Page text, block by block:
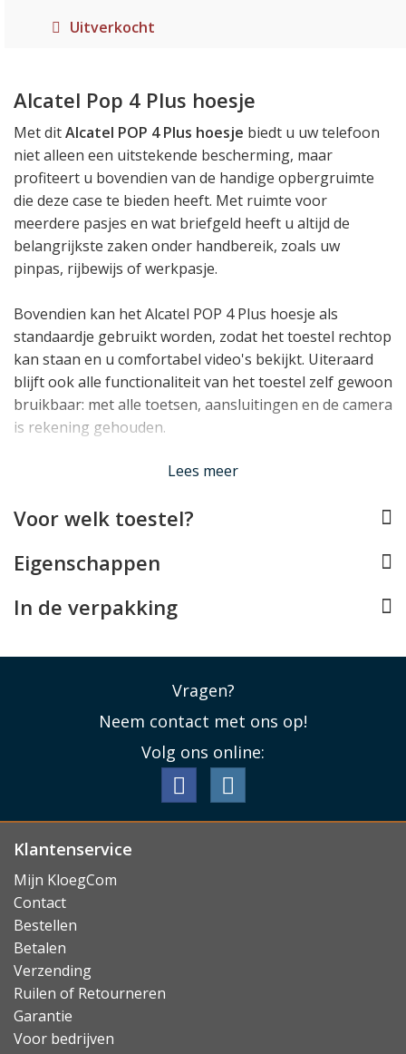
Uitverkocht
Alcatel Pop 4 Plus hoesje
Met ditAlcatel POP 4 Plus hoesje biedt u uw telefoon
niet alleen een uitstekende bescherming, maar
profiteert u bovendien van de handige opbergruimte
die deze case te bieden heeft. Met ruimte voor
meerdere pasjes en wat briefgeld heeft u altijd de
belangrijkste zaken onder handbereik, zoals uw
pinpas, rijbewijs of werkpasje.
Bovendien kan het Alcatel POP 4 Plus hoesje als
standaardje gebruikt worden, zodat het toestel rechtop
kan staan en u comfortabel video's bekijkt. Uiteraard
blijft ook alle functionaliteit van het toestel zelf gewoon
bruikbaar: met alle toetsen, aansluitingen en de camera
is rekening gehouden.
De bescherming van het telefoonhoesje is zo goed
van TPU in de cover. Dit, in combinatie met het
maakt dat vrijwel niets uw toestel nog kan beschadigen.
Lees minder
Lees meer
Voor welk toestel?
Eigenschappen
In de verpakking
Vragen?
Neem contact met ons op!
Volg ons online:
Klantenservice
Mijn KloegCom
Contact
Bestellen
Betalen
Verzending
Ruilen of Retourneren
Garantie
Voor bedrijven